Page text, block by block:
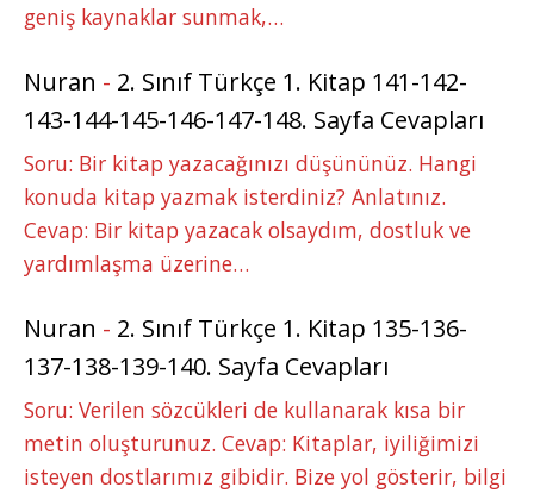
geniş kaynaklar sunmak,…
Nuran - 2. Sınıf Türkçe 1. Kitap 141-142-
143-144-145-146-147-148. Sayfa Cevapları
Soru: Bir kitap yazacağınızı düşününüz. Hangi
konuda kitap yazmak isterdiniz? Anlatınız.
Cevap: Bir kitap yazacak olsaydım, dostluk ve
yardımlaşma üzerine…
Nuran - 2. Sınıf Türkçe 1. Kitap 135-136-
137-138-139-140. Sayfa Cevapları
Soru: Verilen sözcükleri de kullanarak kısa bir
metin oluşturunuz. Cevap: Kitaplar, iyiliğimizi
isteyen dostlarımız gibidir. Bize yol gösterir, bilgi